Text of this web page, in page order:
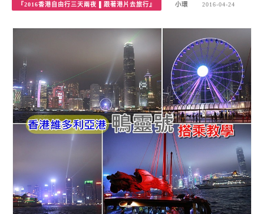
『2016香港自由行三天兩夜 ▌跟著港片去旅行』 小環 2016-04-24